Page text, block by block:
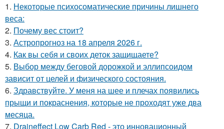
1. Некоторые психосоматические причины лишнего
веса:
2. Почему вес стоит?
3. Астропрогноз на 18 апреля 2026 г.
4. Как вы себя и своих деток защищаете?
5. Выбор между беговой дорожкой и эллипсоидом
зависит от целей и физического состояния.
6. Здравствуйте. У меня на шее и плечах появились
прыщи и покраснения, которые не проходят уже два
месяца.
7. Draineffect Low Carb Red - это инновационный